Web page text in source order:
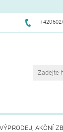
VÝPRODEJ, AKČNÍ